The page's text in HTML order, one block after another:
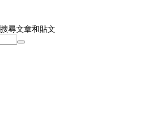
搜尋文章和貼文